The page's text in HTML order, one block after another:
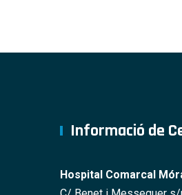
Informació de
Hospital Comarcal